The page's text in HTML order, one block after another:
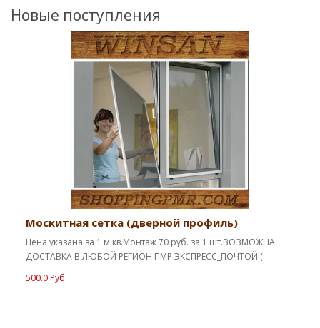
Новые поступления
Москитная сетка (дверной профиль)
Цена указана за 1 м.кв.Монтаж 70 руб. за 1 шт.ВОЗМОЖНА
ДОСТАВКА В ЛЮБОЙ РЕГИОН ПМР ЭКСПРЕСС_ПОЧТОЙ (..
500.0 Руб.